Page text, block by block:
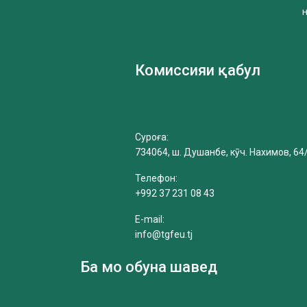
Комиссияи қабул
Суроға:
734064, ш. Душанбе, кӯч. Нахимов,
Телефон:
+992 37 231 08 43
E-mail:
info@tgfeu.tj
Ба мо обуна шавед